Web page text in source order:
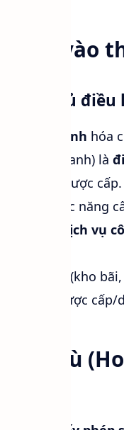
– đi vào
tảng (Đủ
kinh doanh hóa
kinh doanh) là
đã được cấp.
: chức năng
qua dịch vụ
(kho
sống” để được
đặc thù